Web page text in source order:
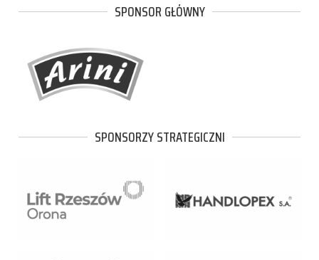
SPONSOR GŁÓWNY
SPONSORZY STRATEGICZNI